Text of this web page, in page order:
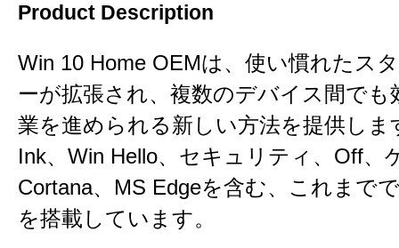
Product Description
Win 10 Home OEMは、使い慣れたス
ーが拡張され、複数のデバイス間でも
業を進められる新しい方法を提供しま
Ink、Win Hello、セキュリティ、Off、
Cortana、MS Edgeを含む、これまで
を搭載しています。